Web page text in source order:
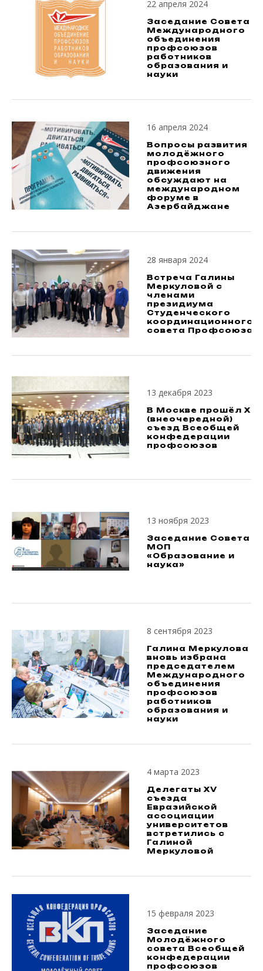
22 апреля 2024
Заседание Совета
Международного
объединения
профсоюзов
работников
образования и
науки
16 апреля 2024
Вопросы развития
молодёжного
профсоюзного
движения
обсуждают на
международном
форуме в
Азербайджане
28 января 2024
Встреча Галины
Меркуловой с
членами
президиума
Студенческого
координационного
совета Профсоюза
13 декабря 2023
В Москве прошёл X
(внеочередной)
съезд Всеобщей
конфедерации
профсоюзов
13 ноября 2023
Заседание Совета
МОП
«Образование и
наука»
8 сентября 2023
Галина Меркулова
вновь избрана
председателем
Международного
объединения
профсоюзов
работников
образования и
науки
4 марта 2023
Делегаты XV
съезда
Евразийской
ассоциации
университетов
встретились с
Галиной
Меркуловой
15 февраля 2023
Заседание
Молодёжного
совета Всеобщей
конфедерации
профсоюзов